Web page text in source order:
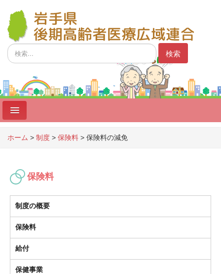
検
索...
検索
ホーム > 制度 > 保険料 > 保険料の減免
保険料
制度の概要
保険料
給付
保健事業